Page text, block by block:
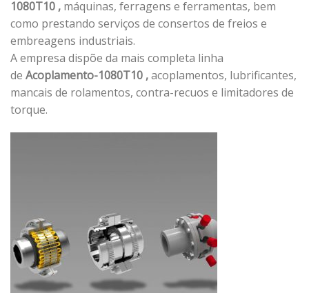
1080T10 , máquinas, ferragens e ferramentas, bem
como prestando serviços de consertos de freios e
embreagens industriais.
A empresa dispõe da mais completa linha
de Acoplamento-1080T10 ,acoplamentos, lubrificantes,
mancais de rolamentos, contra-recuos e limitadores de
torque.